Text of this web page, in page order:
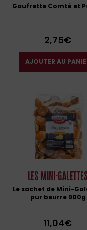
Gaufrette Comté et
2,75€
AJOUTER AU
Les Mini-Galettes
Le sachet de Mini-
pur beurre 900g
11,04€